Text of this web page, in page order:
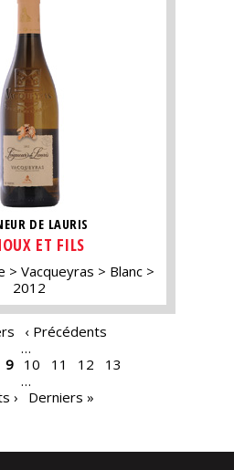
DE LAURIS
ET FILS
Vacqueyras
Blanc
2012
‹ Précédents
…
9 10 11 12
13
…
›
Derniers »